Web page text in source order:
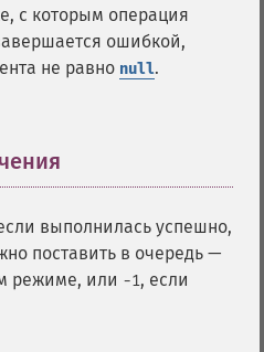
с которым операция
ошибкой,
не равно null.
выполнилась успешно,
поставить в очередь —
режиме, или -1, если